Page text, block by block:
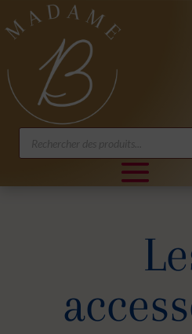
Recherche
produits
a